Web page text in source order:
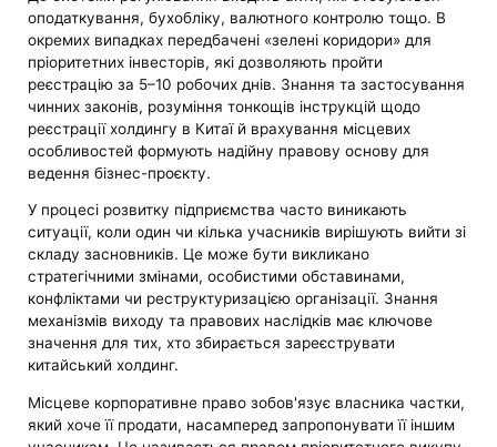
оподаткування, бухобліку, валютного контролю тощо. В
окремих випадках передбачені «зелені коридори» для
пріоритетних інвесторів, які дозволяють пройти
реєстрацію за 5–10 робочих днів. Знання та застосування
чинних законів, розуміння тонкощів інструкцій щодо
реєстрації холдингу в Китаї й врахування місцевих
особливостей формують надійну правову основу для
ведення бізнес-проєкту.
У процесі розвитку підприємства часто виникають
ситуації, коли один чи кілька учасників вирішують вийти зі
складу засновників. Це може бути викликано
стратегічними змінами, особистими обставинами,
конфліктами чи реструктуризацією організації. Знання
механізмів виходу та правових наслідків має ключове
значення для тих, хто збирається зареєструвати
китайський холдинг.
Місцеве корпоративне право зобов'язує власника частки,
який хоче її продати, насамперед запропонувати її іншим